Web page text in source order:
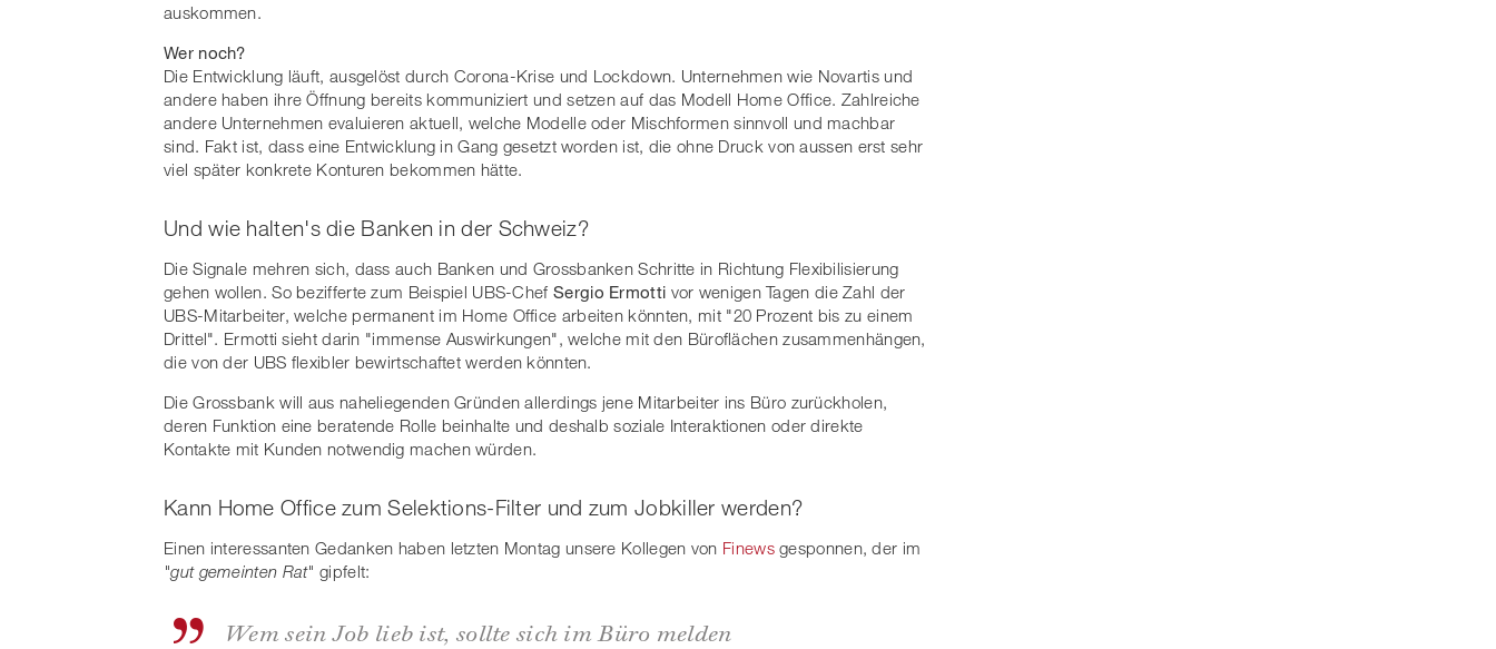
auskommen.
Wer noch?
Die Entwicklung läuft, ausgelöst durch Corona-Krise und Lockdown. Unternehmen wie Novartis und
andere haben ihre Öffnung bereits kommuniziert und setzen auf das Modell Home Office. Zahlreiche
andere Unternehmen evaluieren aktuell, welche Modelle oder Mischformen sinnvoll und machbar
sind. Fakt ist, dass eine Entwicklung in Gang gesetzt worden ist, die ohne Druck von aussen erst sehr
viel später konkrete Konturen bekommen hätte.
Und wie halten's die Banken in der Schweiz?
Die Signale mehren sich, dass auch Banken und Grossbanken Schritte in Richtung Flexibilisierung
gehen wollen. So bezifferte zum Beispiel UBS-Chef Sergio Ermotti vor wenigen Tagen die Zahl der
UBS-Mitarbeiter, welche permanent im Home Office arbeiten könnten, mit "20 Prozent bis zu einem
Drittel". Ermotti sieht darin "immense Auswirkungen", welche mit den Büroflächen zusammenhängen,
die von der UBS flexibler bewirtschaftet werden könnten.
Die Grossbank will aus naheliegenden Gründen allerdings jene Mitarbeiter ins Büro zurückholen,
deren Funktion eine beratende Rolle beinhalte und deshalb soziale Interaktionen oder direkte
Kontakte mit Kunden notwendig machen würden.
Kann Home Office zum Selektions-Filter und zum Jobkiller werden?
Einen interessanten Gedanken haben letzten Montag unsere Kollegen von Finewsgesponnen, der im
"gut gemeinten Rat" gipfelt:
Wem sein Job lieb ist, sollte sich im Büro melden